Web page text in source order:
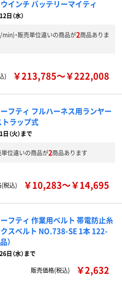
インチ バッテリーマイティ
日（水）
・販売単位違いの商品が2商品ありま
)
￥213,785～￥222,008
フティ フルハーネス用ランヤー
トラップ式
（火）まで
単位違いの商品が2商品あります
税込)
￥10,283～￥14,695
フティ 作業用ベルト 帯電防止糸
スベルト NO.738-SE 1本 122-
）
日（水）まで
販売価格(税込)
￥2,632